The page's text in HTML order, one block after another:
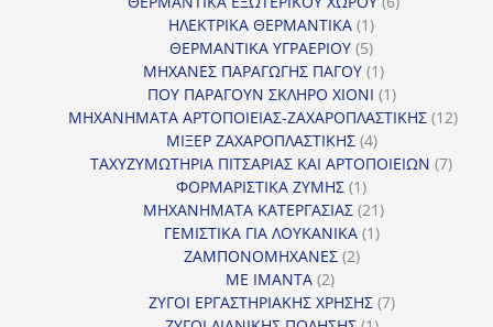
ΗΛΕΚΤΡΙΚΑ ΘΕΡΜΑΝΤΙΚΑ 11
προϊόν
ΘΕΡΜΑΝΤΙΚΑ ΥΓΡΑΕΡΙΟΥ 55
προϊόντα
ΜΗΧΑΝΕΣ ΠΑΡΑΓΩΓΗΣ ΠΑΓΟΥ 11
προϊόν
ΠΟΥ ΠΑΡΑΓΟΥΝ ΣΚΛΗΡΟ ΧΙΟΝΙ 11
προϊόν
ΜΗΧΑΝΗΜΑΤΑ ΑΡΤΟΠΟΙΕΙΑΣ-ΖΑΧΑΡΟΠΛΑΣΤΙΚΗΣ 1212
ΜΙΞΕΡ ΖΑΧΑΡΟΠΛΑΣΤΙΚΗΣ 44
προϊόντα
ΤΑΧΥΖΥΜΩΤΗΡΙΑ ΠΙΤΣΑΡΙΑΣ ΚΑΙ ΑΡΤΟΠΟΙΕΙΩΝ 77
ΦΟΡΜΑΡΙΣΤΙΚΑ ΖΥΜΗΣ 11
προϊόν
ΜΗΧΑΝΗΜΑΤΑ ΚΑΤΕΡΓΑΣΙΑΣ 2121
προϊόντα
ΓΕΜΙΣΤΙΚΑ ΓΙΑ ΛΟΥΚΑΝΙΚΑ 11
ΖΑΜΠΟΝΟΜΗΧΑΝΕΣ 22
ΜΕ ΙΜΑΝΤΑ 22
προϊόντα
ΖΥΓΟΙ ΕΡΓΑΣΤΗΡΙΑΚΗΣ ΧΡΗΣΗΣ 77